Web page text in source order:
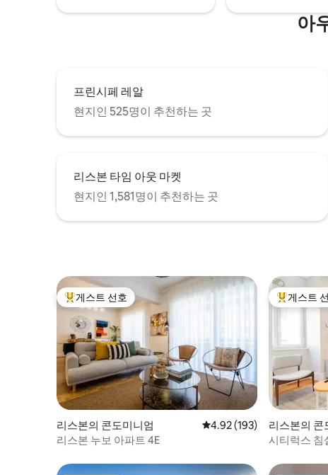
아
프린시페 레알
현지인 525명이 추천하는 곳
리스본 타임 아웃 마켓
현지인 1,581명이 추천하는 곳
상위 게스트 선호
게스트 선호
리스본의 콘도미니엄 평점 4.92점(5점 만점), 후
4.92 (193)
리스본 누보 아파트 4E
상위 게스
게스트
리스본의 콘
시티럭스 침